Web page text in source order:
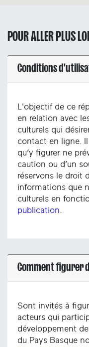
POUR ALLER PLUS
Conditions
L'objectif de ce
en relation avec
culturels qui
contact en ligne.
qu’y figurer ne
caution ou d’un
réservons le droit
informations que
culturels en
publication
Comment figurer
Sont invités à
acteurs qui
développement
du Pays Basque